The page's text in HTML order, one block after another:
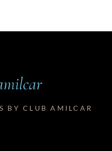
BY CLUB AMILCAR